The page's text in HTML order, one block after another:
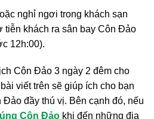
nghỉ ngơi trong khách sạn
tiễn khách ra sân bay Côn Đảo
12h:00).
Côn Đảo 3 ngày 2 đêm cho
viết trên sẽ giúp ích cho bạn
đầy thú vị. Bên cạnh đó, nếu
Côn Đảo khi đến những địa